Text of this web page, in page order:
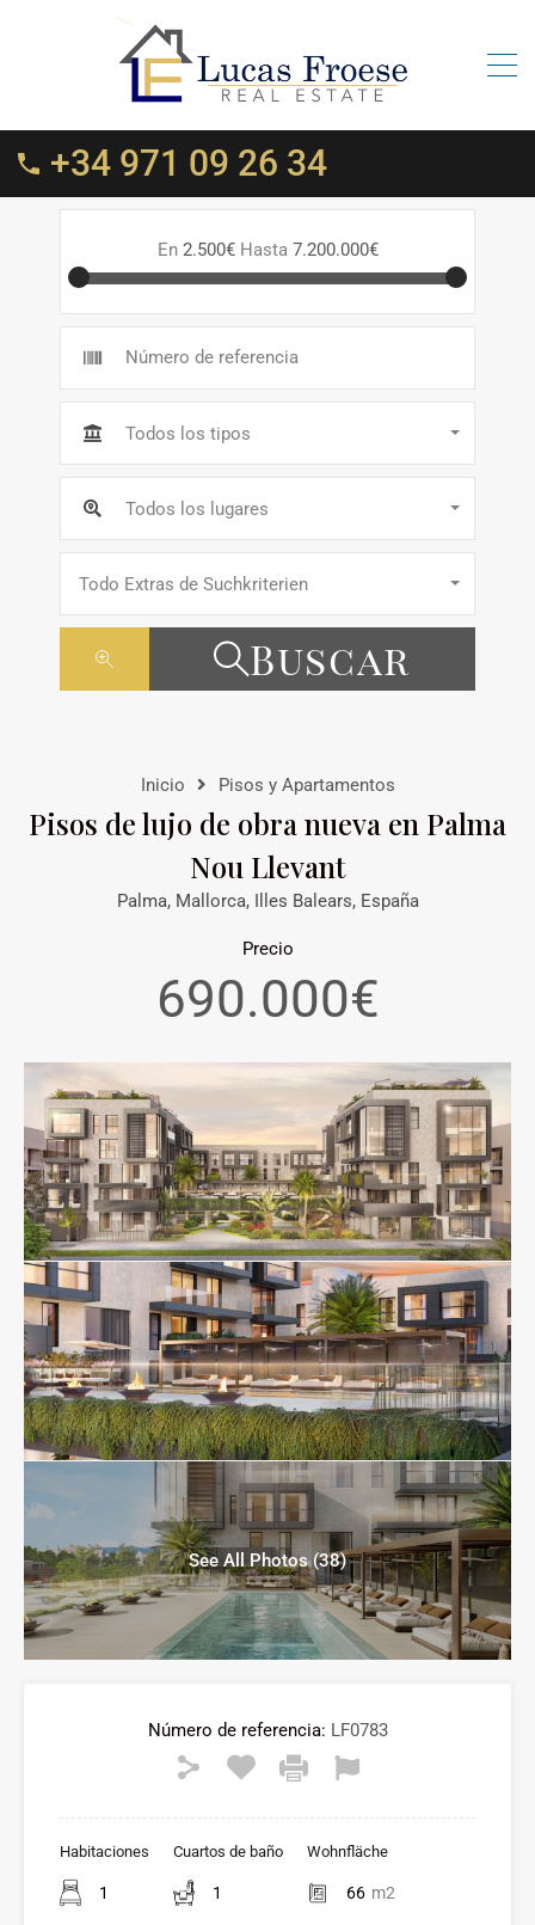
+34 971 09 26 34
En 2.500€ Hasta 7.200.000€
Todos los tipos
Todos los lugares
Todo Extras de Suchkriterien
Buscar
Inicio Pisos y Apartamentos
Pisos de lujo de obra nueva en Palma
Nou Llevant
Palma, Mallorca, Illes Balears, España
Precio
690.000€
See All Photos (38)
Número de referencia: LF0783
Habitaciones
1
Cuartos de baño
1
Wohnfläche
66 m2